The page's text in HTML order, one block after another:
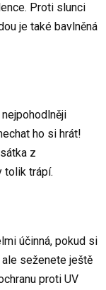
Proti slunci
je také bavlněná
ho si hrát!
z
tolik trápí.
účinná, pokud si
seženete ještě
proti UV